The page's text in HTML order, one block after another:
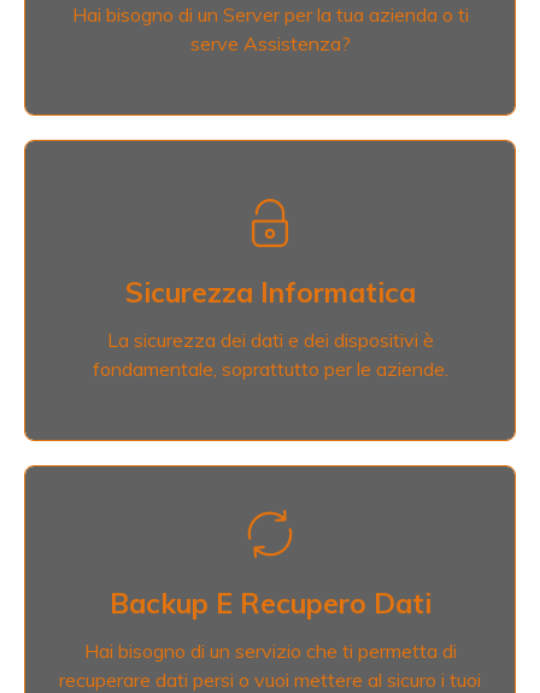
Hai bisogno di un Server per la tua azienda o ti
serve Assistenza?
Scopri di più
Sicurezza Informatica
La sicurezza dei dati e dei dispositivi è
fondamentale, soprattutto per le aziende.
Sicurezza Informatica
protezione e antivirus.
Scopri di più
Backup E Recupero Dati
Hai bisogno di un servizio che ti permetta di
recuperare dati persi o vuoi mettere al sicuro i tuoi
Backup E Recupero Dati
dati: dopo un'analisi del problema, individuiamo la
soluzione più efficace e sicura.